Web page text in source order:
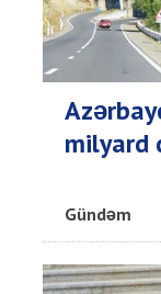
milyard
Gündəm